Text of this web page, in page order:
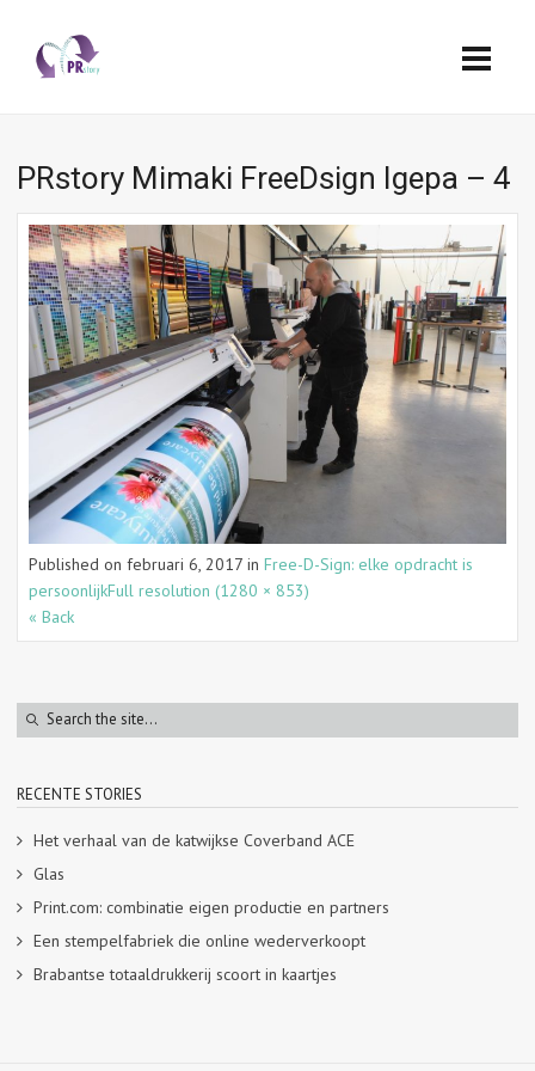
PRstory Mimaki FreeDsign Igepa – 4
Published on februari 6, 2017 in Free-D-Sign: elke opdracht is
persoonlijkFull resolution (1280 × 853)
« Back
RECENTE STORIES
Het verhaal van de katwijkse Coverband ACE
Glas
Print.com: combinatie eigen productie en partners
Een stempelfabriek die online wederverkoopt
Brabantse totaaldrukkerij scoort in kaartjes